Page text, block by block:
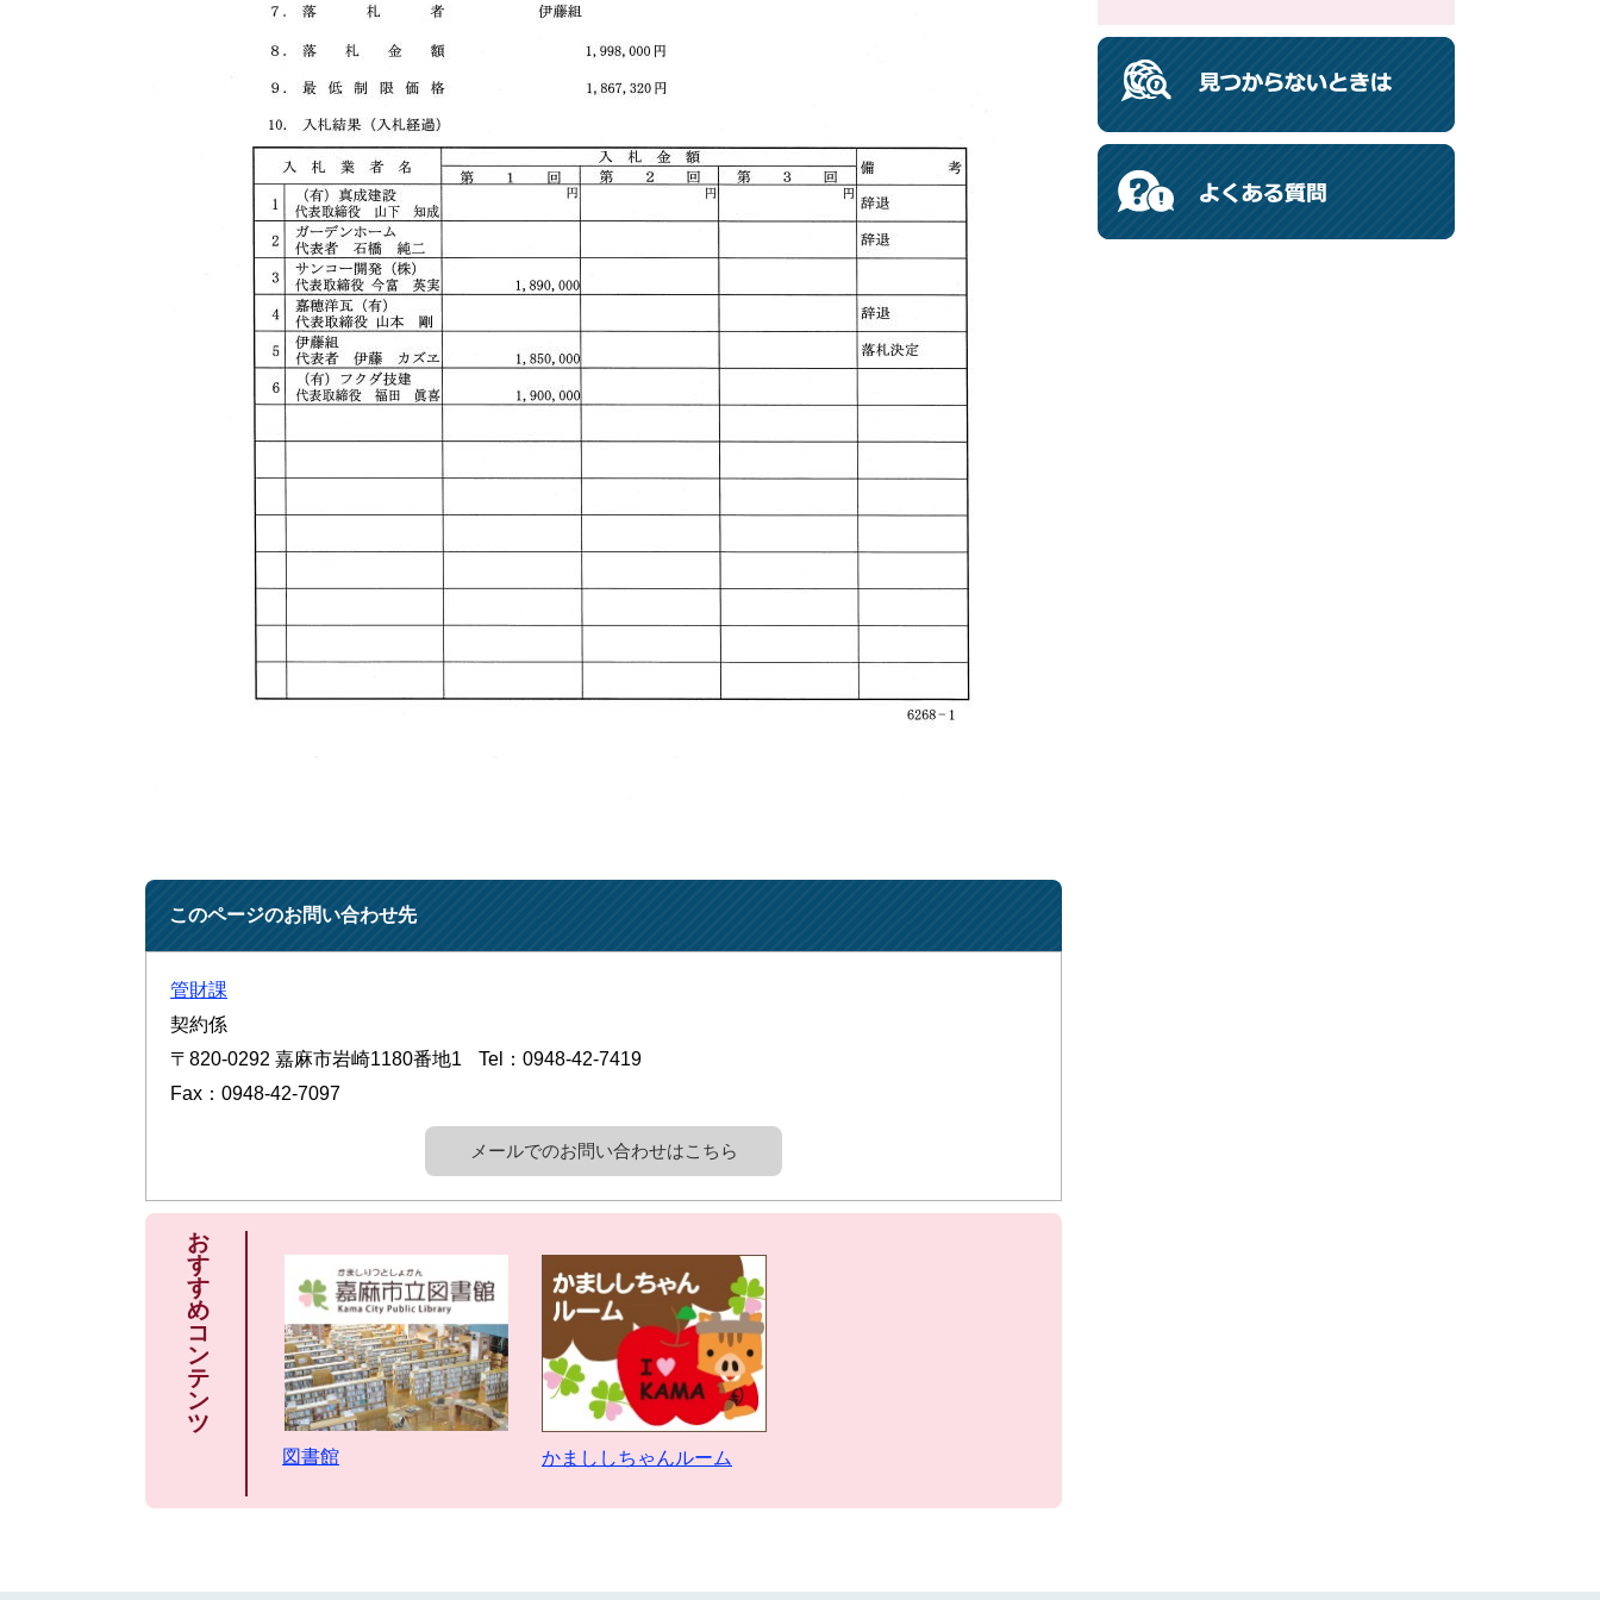
このページのお問い合わせ先
管財課
契約係
〒820-0292 嘉麻市岩崎1180番地1
Tel：0948-42-7419
Fax：0948-42-7097
メールでのお問い合わせはこちら
お
す
す
め
コ
ン
テ
ン
ツ
図書館 かまししちゃんルーム